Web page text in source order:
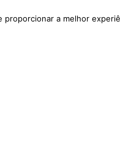
Sobre Nós Feira
proporcionar a melhor